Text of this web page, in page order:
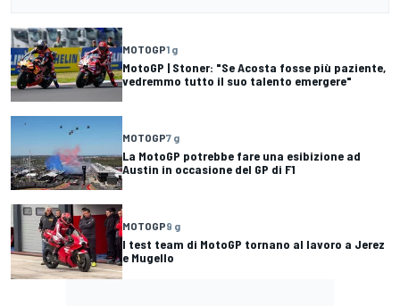
MOTOGP1 g
MotoGP | Stoner: "Se Acosta fosse più paziente,
vedremmo tutto il suo talento emergere"
MOTOGP7 g
La MotoGP potrebbe fare una esibizione ad
Austin in occasione del GP di F1
MOTOGP9 g
I test team di MotoGP tornano al lavoro a Jerez
e Mugello